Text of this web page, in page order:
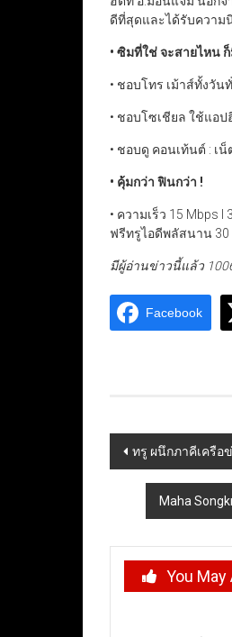
ดีที่สุดและได้รับความ
• ซิมที่ใช่ จะสายไหน
• ชอบโทร เม้าส์ทั้งวัน
• ชอบโซเชียล ใช้แอ
• ชอบดู คอนเท้นต์ : เ
• คุ้มกว่า ฟินกว่า !
• ความเร็ว 15 Mbps
ฟรีทรูไอดีพลัสนาน 30
มีผู้อ่านข่าวนี้แล้ว
Facebook
Post
navigation
ทรู ผนึกภาคีเครือ
Maha
You May